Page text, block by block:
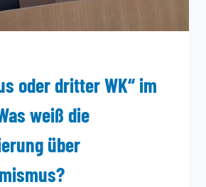
oder dritter WK“ im
weiß die
über